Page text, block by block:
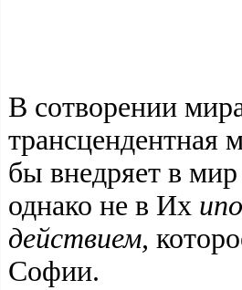
В сотворении
трансцендентная
бы внедряет в
однако не в Их
действием,
Софии.